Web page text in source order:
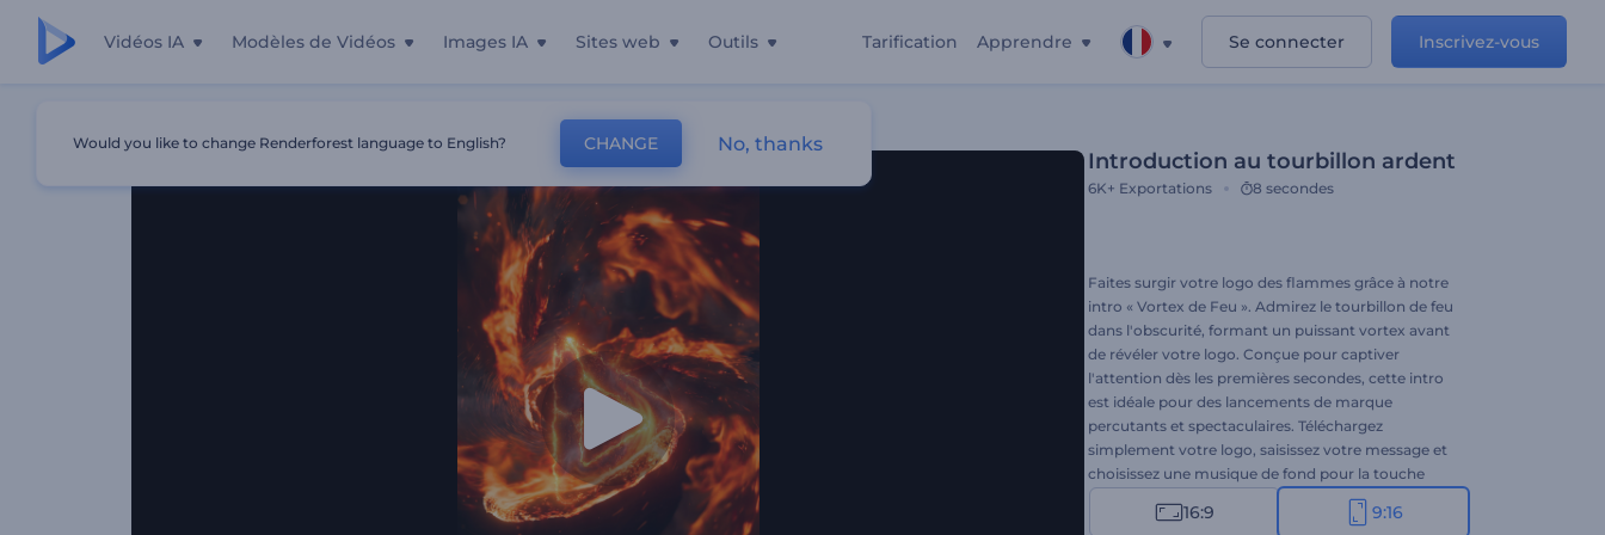
Vidéos IA Modèles de Vidéos Images IA Sites web Outils Tarification Apprendre Se connecter Inscrivez-vous
Introduction au tourbillon ardent
6K+ Exportations 8 secondes
Faites surgir votre logo des flammes grâce à notre
intro « Vortex de Feu ». Admirez le tourbillon de feu
dans l'obscurité, formant un puissant vortex avant
de révéler votre logo. Conçue pour captiver
l'attention dès les premières secondes, cette intro
est idéale pour des lancements de marque
percutants et spectaculaires. Téléchargez
simplement votre logo, saisissez votre message et
choisissez une musique de fond pour la touche
finale. Créez dès maintenant et voyez votre logo
jaillir des flammes !
16:9 9:16
Would you like to change Renderforest language to English? CHANGE No, thanks